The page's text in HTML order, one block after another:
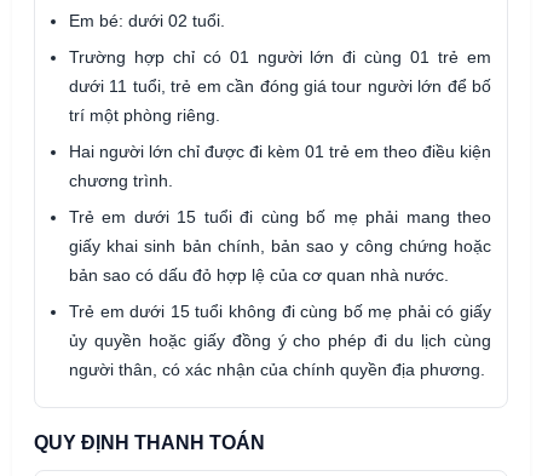
Em bé: dưới 02 tuổi.
Trường hợp chỉ có 01 người lớn đi cùng 01 trẻ em
dưới 11 tuổi, trẻ em cần đóng giá tour người lớn để bố
trí một phòng riêng.
Hai người lớn chỉ được đi kèm 01 trẻ em theo điều kiện
chương trình.
Trẻ em dưới 15 tuổi đi cùng bố mẹ phải mang theo
giấy khai sinh bản chính, bản sao y công chứng hoặc
bản sao có dấu đỏ hợp lệ của cơ quan nhà nước.
Trẻ em dưới 15 tuổi không đi cùng bố mẹ phải có giấy
ủy quyền hoặc giấy đồng ý cho phép đi du lịch cùng
người thân, có xác nhận của chính quyền địa phương.
QUY ĐỊNH THANH TOÁN